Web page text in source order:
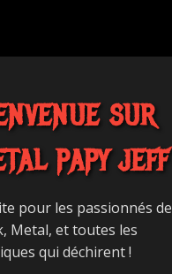
SUR
PAPY JEFF
pour les passionnés de
Metal, et toutes les
qui déchirent !